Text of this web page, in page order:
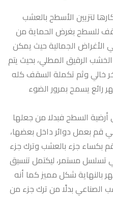
لتزيين الأسطح بالعشب
للسطح بغرض الحماية من
الجمالية حيث يمكن
الرقيق المطلي، بحيث يتم
خالي وثم تكملة السقف كله
رائع يسمح بمرور الضوء
السطح فبدلا من جعلها
قم بعمل دوائر داخل بعضها،
بكساء جزء بالعشب وترك جزء
مستمر، ليكتمل تنسيق
بالنهاية شكل مميز كما أنه
الصناعي بدلًا من ترك جزء من